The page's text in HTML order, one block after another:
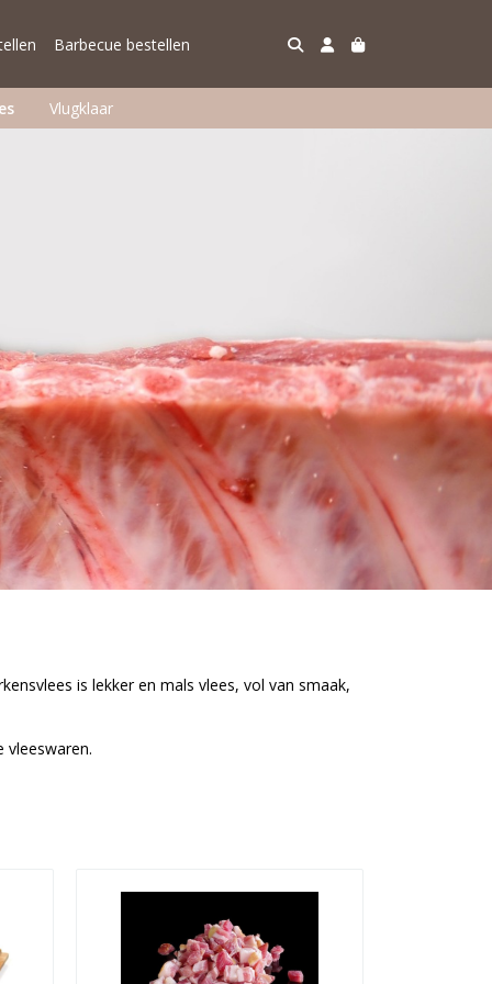
Barbecue bestellen
Vlugklaar
is lekker en mals vlees, vol van smaak,
vleeswaren.